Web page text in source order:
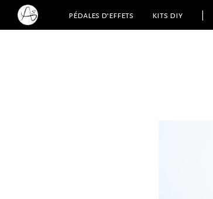
pédales d’effets kits diy